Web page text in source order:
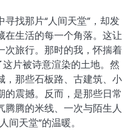
找那片“人间天堂”，却发
在生活的每一个角落。这让
次旅行。那时的我，怀揣着
片被诗意渲染的土地。然
，那些石板路、古建筑、小
震撼。反而，是那些日常
腾腾的米线、一次与陌生人
间天堂”的温暖。